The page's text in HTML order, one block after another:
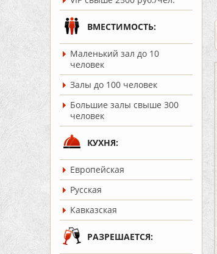
ВМЕСТИМОСТЬ:
Маленький зал до 10
человек
Залы до 100 человек
Большие залы свыше 300
человек
КУХНЯ:
Европейская
Русская
Кавказская
РАЗРЕШАЕТСЯ: